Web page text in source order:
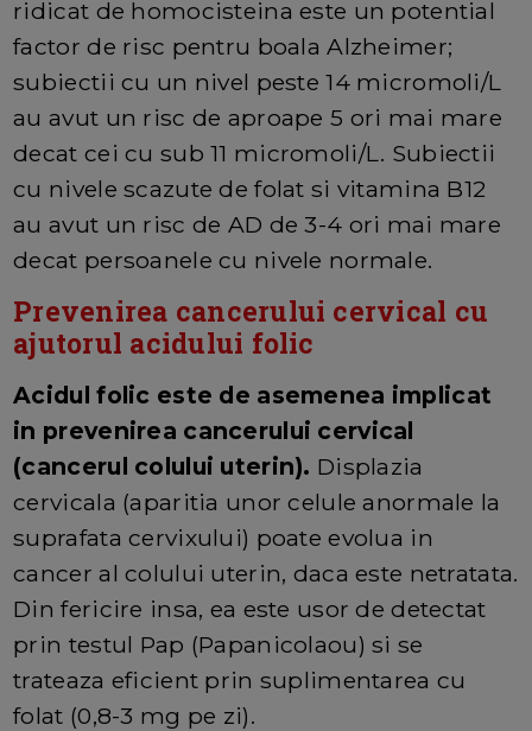
ridicat de homocisteina este un potential
factor de risc pentru boala Alzheimer;
subiectii cu un nivel peste 14 micromoli/L
au avut un risc de aproape 5 ori mai mare
decat cei cu sub 11 micromoli/L. Subiectii
cu nivele scazute de folat si vitamina B12
au avut un risc de AD de 3-4 ori mai mare
decat persoanele cu nivele normale.
Prevenirea cancerului cervical cu
ajutorul acidului folic
Acidul folic este de asemenea implicat
in prevenirea cancerului cervical
(cancerul colului uterin). Displazia
cervicala (aparitia unor celule anormale la
suprafata cervixului) poate evolua in
cancer al colului uterin, daca este netratata.
Din fericire insa, ea este usor de detectat
prin testul Pap (Papanicolaou) si se
trateaza eficient prin suplimentarea cu
folat (0,8-3 mg pe zi).